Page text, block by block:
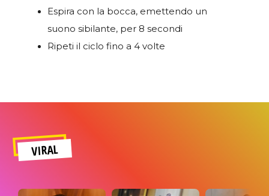
Espira con la bocca, emettendo un
suono sibilante, per 8 secondi
Ripeti il ciclo fino a 4 volte
VIRAL